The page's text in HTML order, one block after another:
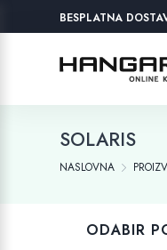
BESPLATNA
SOLARIS
NASLOVNA
ODABIR